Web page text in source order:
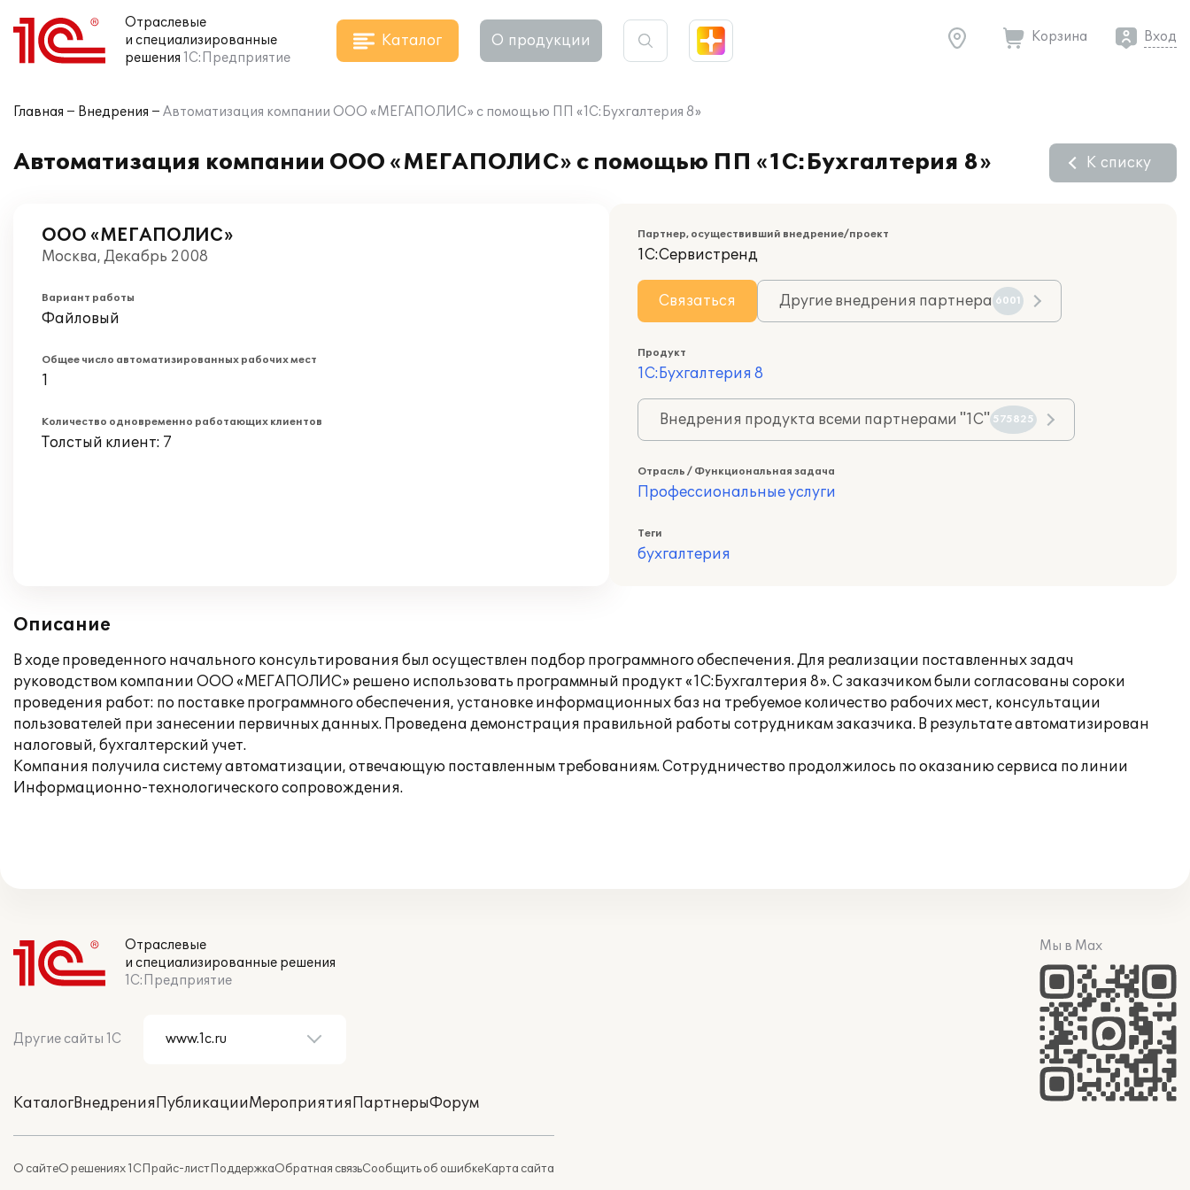
Отраслевые
и специализированные
решения 1С:Предприятие
Каталог О продукции Корзина Вход
Главная Внедрения Автоматизация компании ООО «МЕГАПОЛИС» с помощью ПП «1С:Бухгалтерия 8»
Автоматизация компании ООО «МЕГАПОЛИС» с помощью ПП «1С:Бухгалтерия 8» К списку
ООО «МЕГАПОЛИС»
Москва, Декабрь 2008
Вариант работы
Файловый
Общее число автоматизированных рабочих мест
1
Количество одновременно работающих клиентов
Толстый клиент: 7
Партнер, осуществивший внедрение/проект
1С:Сервистренд
Связаться Другие внедрения партнера 6001
Продукт
1С:Бухгалтерия 8
Внедрения продукта всеми партнерами "1С" 575825
Отрасль / Функциональная задача
Профессиональные услуги
Теги
бухгалтерия
Описание
В ходе проведенного начального консультирования был осуществлен подбор программного обеспечения. Для реализации поставленных задач
руководством компании ООО «МЕГАПОЛИС» решено использовать программный продукт «1С:Бухгалтерия 8». С заказчиком были согласованы сороки
проведения работ: по поставке программного обеспечения, установке информационных баз на требуемое количество рабочих мест, консультации
пользователей при занесении первичных данных. Проведена демонстрация правильной работы сотрудникам заказчика. В результате автоматизирован
налоговый, бухгалтерский учет.
Компания получила систему автоматизации, отвечающую поставленным требованиям. Сотрудничество продолжилось по оказанию сервиса по линии
Информационно-технологического сопровождения.
Отраслевые
и специализированные решения
1С:Предприятие
Другие сайты 1С
КаталогВнедренияПубликацииМероприятияПартнерыФорум
О сайтеО решениях 1СПрайс-листПоддержкаОбратная связьСообщить об ошибкеКарта сайта
Мы в Max